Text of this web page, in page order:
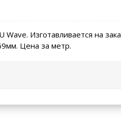
Изготавливается на
Цена за метр.